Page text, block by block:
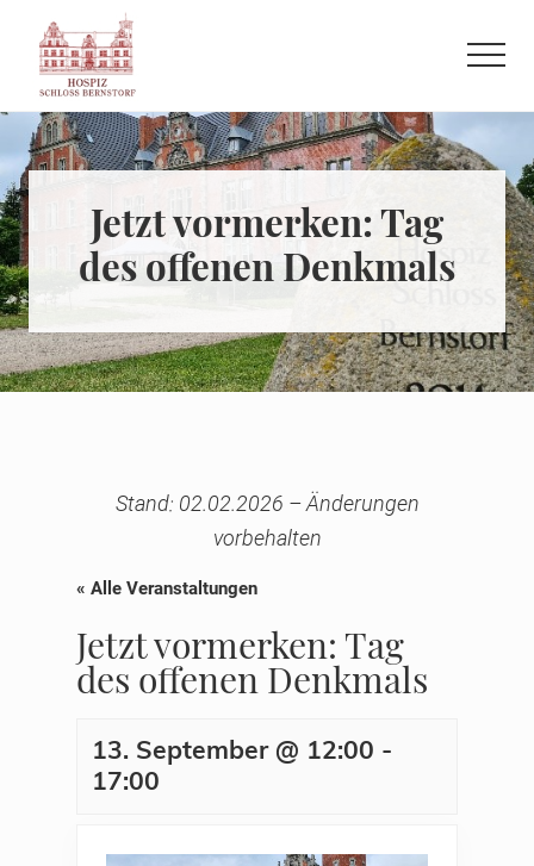
Menu
main
content
primary
sidebar
Refugium
auf
der
letzten
Reise
Menu
Jetzt vormerken: Tag
des offenen Denkmals
Stand: 02.02.2026 – Änderungen
vorbehalten
« Alle Veranstaltungen
Jetzt vormerken: Tag
des offenen Denkmals
13. September @ 12:00 -
17:00